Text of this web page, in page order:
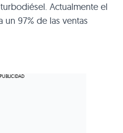
Actualmente el
97% de las ventas